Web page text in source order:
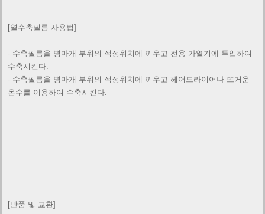
[열수축필름 사용법]
- 수축필름을 병마개 부위의 적정위치에 끼우고 전용 가열기에 투입하여
수축시킨다.
- 수축필름을 병마개 부위의 적정위치에 끼우고 헤어드라이어나 뜨거운
온수를 이용하여 수축시킨다.
[반품 및 교환]